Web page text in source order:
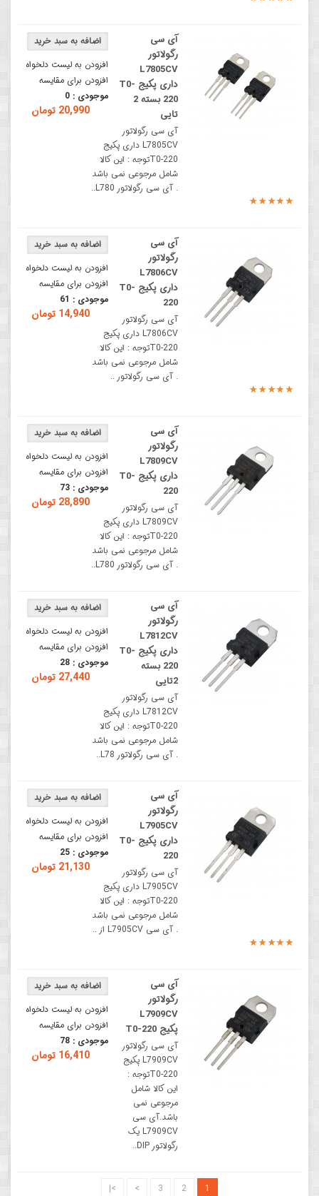
افزودن به لیست دلخواه
افزودن برای مقایسه
موجودی : 0
20,990 تومان
آی سی
رگولاتور
L7805CV
داری پکیج T0-
220 بسته 2
تایی
آی سی رگولاتور
L7805CV داری پکیج
T0-220توجه : این کالا
شامل مرجوعی نمی باشد
. آی سی رگولاتور L780..
افزودن به لیست دلخواه
افزودن برای مقایسه
موجودی : 61
14,940 تومان
آی سی
رگولاتور
L7806CV
داری پکیج T0-
220
آی سی رگولاتور
L7806CV داری پکیج
T0-220توجه : این کالا
شامل مرجوعی نمی باشد
. آی سی رگولاتور ..
افزودن به لیست دلخواه
افزودن برای مقایسه
موجودی : 73
28,890 تومان
آی سی
رگولاتور
L7809CV
داری پکیج T0-
220
آی سی رگولاتور
L7809CV داری پکیج
T0-220توجه : این کالا
شامل مرجوعی نمی باشد
. آی سی رگولاتور L780..
افزودن به لیست دلخواه
افزودن برای مقایسه
موجودی : 28
27,440 تومان
آی سی
رگولاتور
L7812CV
داری پکیج T0-
220 بسته
2تایی
آی سی رگولاتور
L7812CV داری پکیج
T0-220توجه : این کالا
شامل مرجوعی نمی باشد
. آی سی رگولاتور L78..
افزودن به لیست دلخواه
افزودن برای مقایسه
موجودی : 25
21,130 تومان
آی سی
رگولاتور
L7905CV
داری پکیج T0-
220
آی سی رگولاتور
L7905CV داری پکیج
T0-220توجه : این کالا
شامل مرجوعی نمی باشد
. آی سی L7905CV از ..
افزودن به لیست دلخواه
افزودن برای مقایسه
موجودی : 78
16,410 تومان
آی سی
رگولاتور
L7909CV
پکیج T0-220
آی سی رگولاتور
L7909CV پکیج
T0-220توجه :
این کالا شامل
مرجوعی نمی
باشد.آی سی
L7909CV یک
رگولاتور DIP..
1
2
3
>
>|